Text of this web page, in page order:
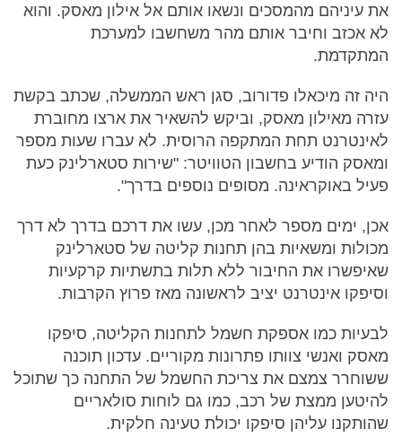
את עיניהם מהמסכים ונשאו אותם אל אילון מאסק. והוא
לא אכזב וחיבר אותם מהר משחשבו למערכת
המתקדמת.
היה זה מיכאלו פדורוב, סגן ראש הממשלה, שכתב בקשת
עזרה מאילון מאסק, וביקש להשאיר את ארצו מחוברת
לאינטרנט תחת המתקפה הרוסית. לא עברו שעות מספר
ומאסק הודיע בחשבון הטוויטר: "שירות סטארלינק כעת
פעיל באוקראינה. מסופים נוספים בדרך".
אכן, ימים מספר לאחר מכן, עשו את דרכם בדרך לא דרך
מכולות ומשאיות בהן תחנות קליטה של סטארלינק
שאיפשרו את החיבור ללא תלות בתשתיות קרקעיות
וסיפקו אינטרנט יציב לראשונה מאז פרוץ הקרבות.
לבעיות כמו אספקת חשמל לתחנות הקליטה, סיפקו
מאסק ואנשי צוותו פתרונות מקוריים. עדכון תוכנה
ששוחרר צמצם את צריכת החשמל של התחנה כך שתוכל
להיטען ממצת של רכב, כמו גם לוחות סולאריים
שהותקנו עליהן סיפקו יכולת טעינה חלקית.